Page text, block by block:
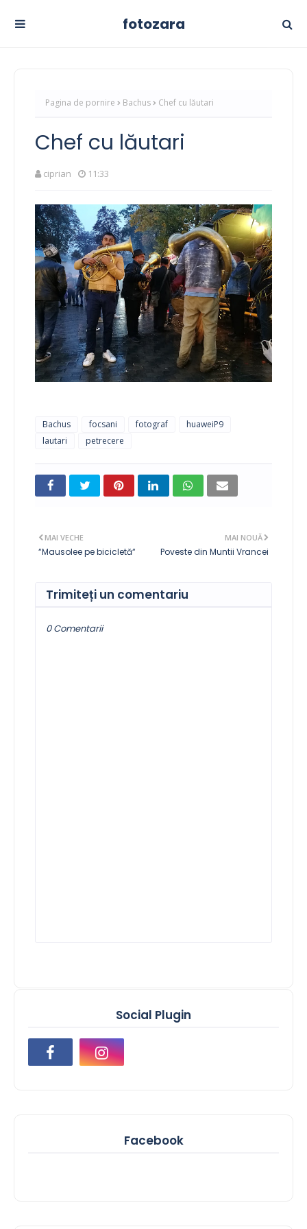
fotozara
Pagina de pornire Bachus Chef cu lăutari
Chef cu lăutari
ciprian 11:33
Bachus focsani fotograf
huaweiP9
lautari
petrecere
MAI NOUĂ
Poveste din Muntii Vrancei
MAI VECHE
“Mausolee pe bicicletă“
Trimiteți un comentariu
0 Comentarii
Social Plugin
Facebook